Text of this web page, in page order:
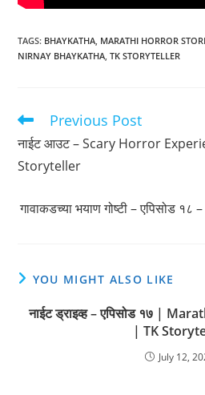
TAGS: BHAYKATHA MARATHI HORROR
NIRNAY BHAYKATHA TK STORYTELLER
Read
more
articles
Previous Post
नाईट आउट – Scary Horror
Storyteller
गावाकडच्या भयाण गोष्टी – एपिसोड
YOU MIGHT ALSO LIKE
नाईट ड्राइव्ह – एपिसोड १७ |
| TK
July 12,